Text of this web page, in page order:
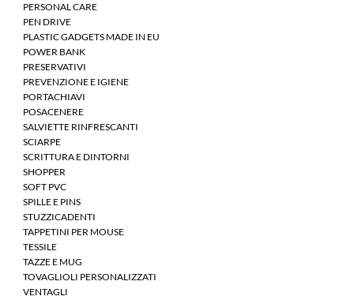
PERSONAL CARE
PEN DRIVE
PLASTIC GADGETS MADE IN EU
POWER BANK
PRESERVATIVI
PREVENZIONE E IGIENE
PORTACHIAVI
POSACENERE
SALVIETTE RINFRESCANTI
SCIARPE
SCRITTURA E DINTORNI
SHOPPER
SOFT PVC
SPILLE E PINS
STUZZICADENTI
TAPPETINI PER MOUSE
TESSILE
TAZZE E MUG
TOVAGLIOLI PERSONALIZZATI
VENTAGLI